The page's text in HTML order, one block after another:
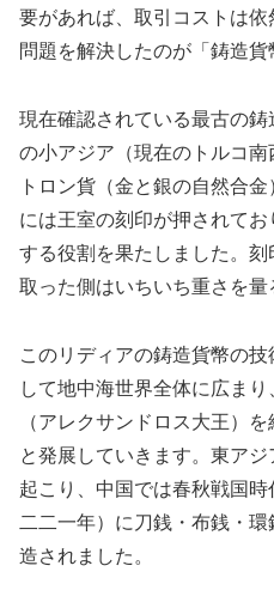
要があれば、取引コストは
問題を解決したのが「鋳造貨
現在確認されている最古の
の小アジア（現在のトルコ
トロン貨（金と銀の自然合
には王室の刻印が押されて
する役割を果たしました。
取った側はいちいち重さを量
このリディアの鋳造貨幣の
して地中海世界全体に広ま
（アレクサンドロス大王）
と発展していきます。東ア
起こり、中国では春秋戦国
二二一年）に刀銭・布銭・
造されました。